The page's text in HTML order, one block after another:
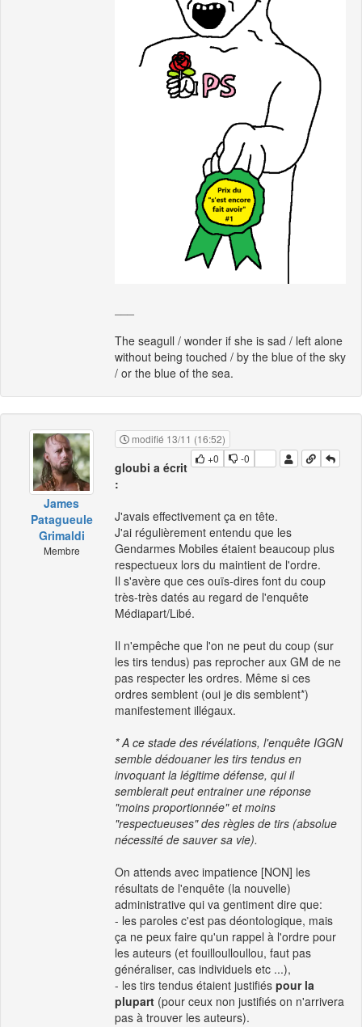
The seagull / wonder if she is sad / left alone
without being touched / by the blue of the sky
/ or the blue of the sea.
James
Patagueule
Grimaldi
Membre
modifié 13/11 (16:52)
+0
-0
gloubi a écrit
:
J'avais effectivement ça en tête.
J'ai régulièrement entendu que les
Gendarmes Mobiles étaient beaucoup plus
respectueux lors du maintient de l'ordre.
Il s'avère que ces ouïs-dires font du coup
très-très datés au regard de l'enquête
Médiapart/Libé.
Il n'empêche que l'on ne peut du coup (sur
les tirs tendus) pas reprocher aux GM de ne
pas respecter les ordres. Même si ces
ordres semblent (oui je dis semblent*)
manifestement illégaux.
* A ce stade des révélations, l'enquête IGGN
semble dédouaner les tirs tendus en
invoquant la légitime défense, qui il
semblerait peut entrainer une réponse
"moins proportionnée" et moins
"respectueuses" des règles de tirs (absolue
nécessité de sauver sa vie).
On attends avec impatience [NON] les
résultats de l'enquête (la nouvelle)
administrative qui va gentiment dire que:
- les paroles c'est pas déontologique, mais
ça ne peux faire qu'un rappel à l'ordre pour
les auteurs (et fouilloulloullou, faut pas
généraliser, cas individuels etc ...),
- les tirs tendus étaient justifiés pour la
plupart (pour ceux non justifiés on n'arrivera
pas à trouver les auteurs).